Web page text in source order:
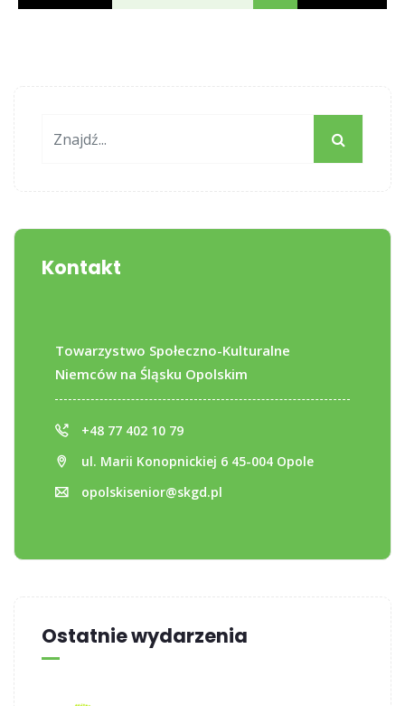
Kontakt
Towarzystwo Społeczno-Kulturalne
Niemców na Śląsku Opolskim
+48 77 402 10 79
ul. Marii Konopnickiej 6 45-004 Opole
opolskisenior@skgd.pl
Ostatnie wydarzenia